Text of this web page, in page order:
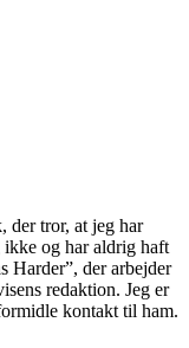
der tror, at jeg har
ikke og har aldrig haft
Harder”, der arbejder
redaktion. Jeg er
kontakt til ham.